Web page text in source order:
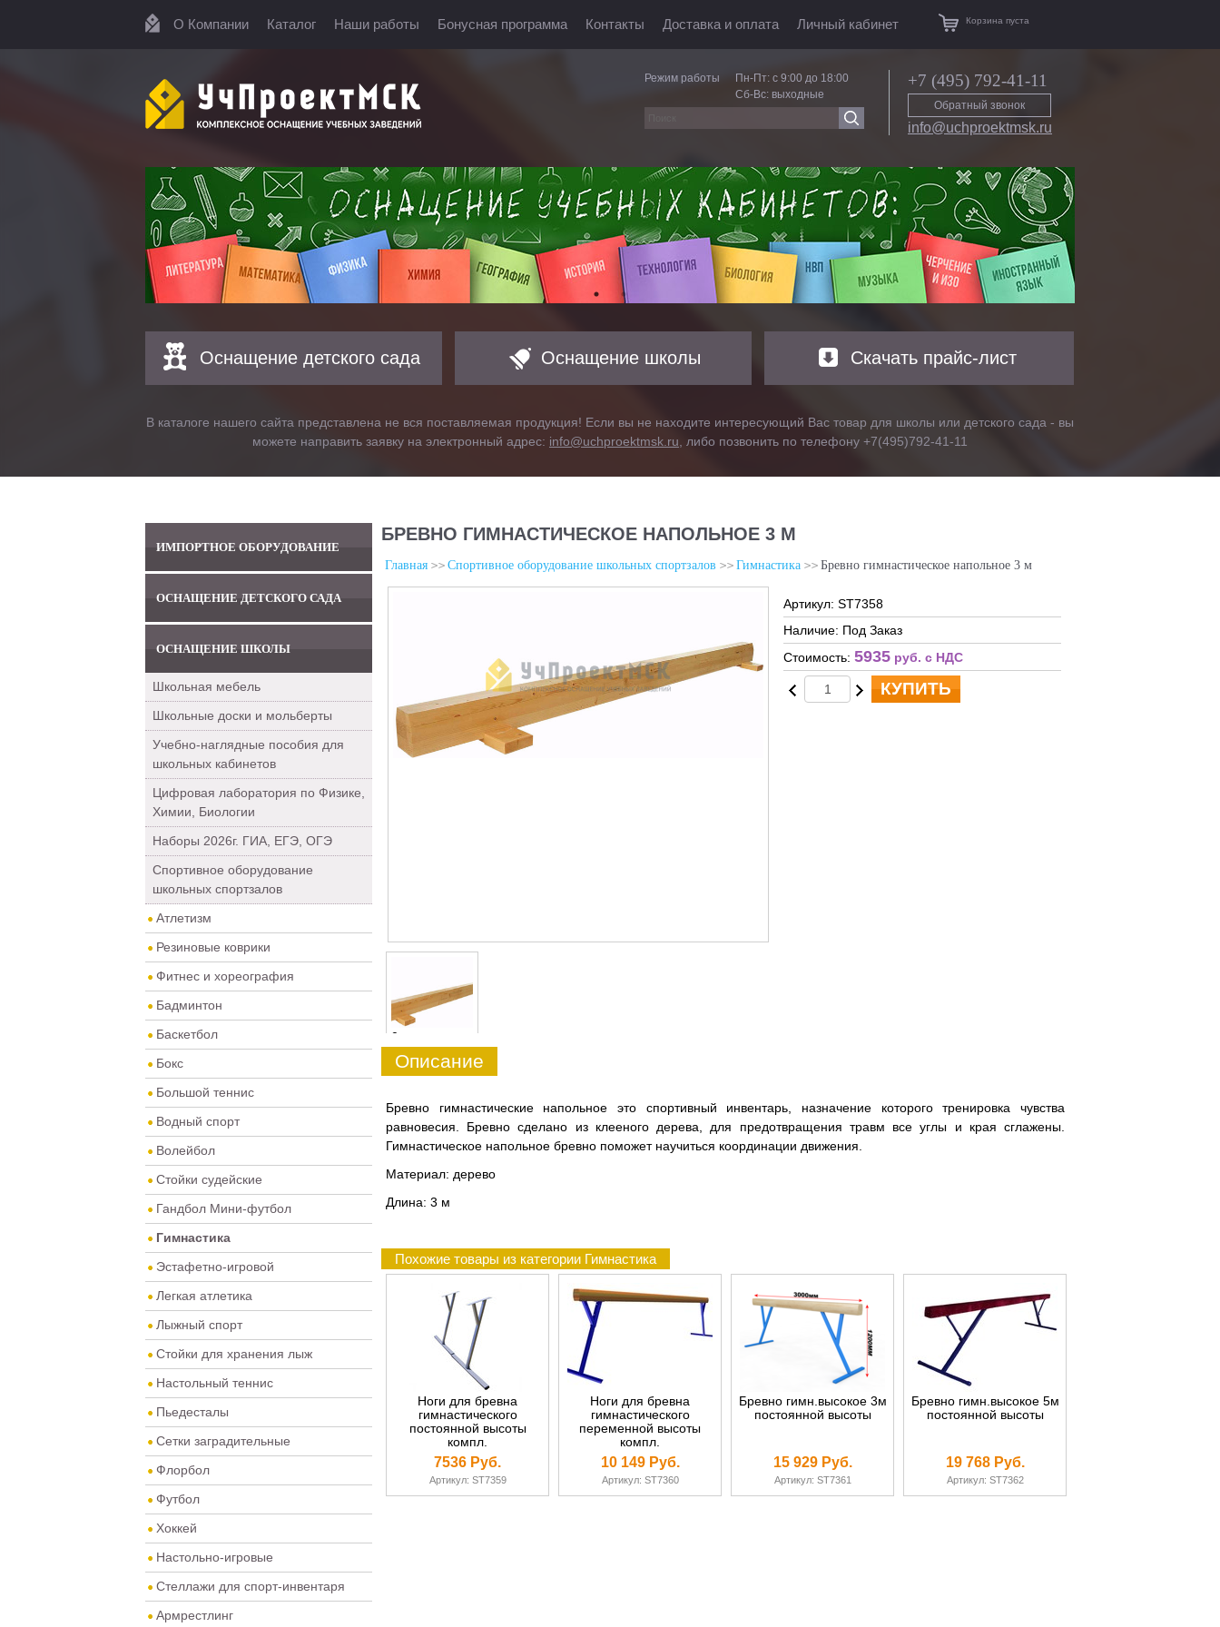
О Компании Каталог Наши работы Бонусная программа Контакты Доставка и оплата Личный кабинет Корзина пуста
Режим работы
Пн-Пт: с 9:00 до 18:00
Сб-Вс: выходные
+7 (495) 792-41-11
Обратный звонок
info@uchproektmsk.ru
Оснащение детского сада Оснащение школы Скачать прайс-лист
В каталоге нашего сайта представлена не вся поставляемая продукция! Если вы не находите интересующий Вас товар для школы или детского сада - вы
можете направить заявку на электронный адрес: info@uchproektmsk.ru , либо позвонить по телефону +7(495)792-41-11
ИМПОРТНОЕ ОБОРУДОВАНИЕ
ОСНАЩЕНИЕ ДЕТСКОГО САДА
ОСНАЩЕНИЕ ШКОЛЫ
Школьная мебель
Школьные доски и мольберты
Учебно-наглядные пособия для
школьных кабинетов
Цифровая лаборатория по Физике,
Химии, Биологии
Наборы 2026г. ГИА, ЕГЭ, ОГЭ
Спортивное оборудование
школьных спортзалов
Атлетизм
Резиновые коврики
Фитнес и хореография
Бадминтон
Баскетбол
Бокс
Большой теннис
Водный спорт
Волейбол
Стойки судейские
Гандбол Мини-футбол
Гимнастика
Эстафетно-игровой
Легкая атлетика
Лыжный спорт
Стойки для хранения лыж
Настольный теннис
Пьедесталы
Сетки заградительные
Флорбол
Футбол
Хоккей
Настольно-игровые
Стеллажи для спорт-инвентаря
Армрестлинг
БРЕВНО ГИМНАСТИЧЕСКОЕ НАПОЛЬНОЕ 3 М
Главная Спортивное оборудование школьных спортзалов Гимнастика Бревно гимнастическое напольное 3 м
0
Артикул: ST7358
Наличие: Под Заказ
Стоимость: 5935 руб. c НДС
КУПИТЬ
Описание
Бревно гимнастические напольное это спортивный инвентарь, назначение которого тренировка чувства
равновесия. Бревно сделано из клееного дерева, для предотвращения травм все углы и края сглажены.
Гимнастическое напольное бревно поможет научиться координации движения.
Материал: дерево
Длина: 3 м
Похожие товары из категории Гимнастика
Ноги для бревна
гимнастического
постоянной высоты
компл.
7536 Руб.
Артикул: ST7359
Ноги для бревна
гимнастического
переменной высоты
компл.
10 149 Руб.
Артикул: ST7360
Бревно гимн.высокое 3м
постоянной высоты
15 929 Руб.
Артикул: ST7361
Бревно гимн.высокое 5м
постоянной высоты
19 768 Руб.
Артикул: ST7362